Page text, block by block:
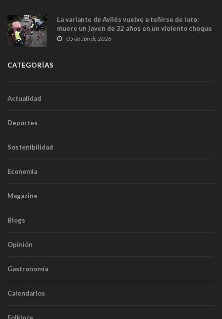
La variante de Avilés vuelve a teñirse de luto:
muere un joven de 32 años en un violento choque
frontal
05 de Jun de 2026
CATEGORÍAS
Actualidad
Deportes
Sostenibilidad
Economía
Magazine
Blogs
Opinión
Gastronomía
Calendarios